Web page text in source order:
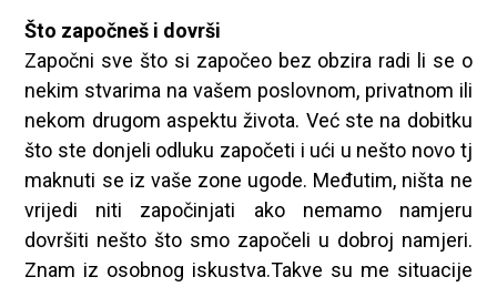
Što započneš i dovrši
Započni sve što si započeo bez obzira radi li se o
nekim stvarima na vašem poslovnom, privatnom ili
nekom drugom aspektu života. Već ste na dobitku
što ste donjeli odluku započeti i ući u nešto novo tj
maknuti se iz vaše zone ugode. Međutim, ništa ne
vrijedi niti započinjati ako nemamo namjeru
dovršiti nešto što smo započeli u dobroj namjeri.
Znam iz osobnog iskustva.Takve su me situacije